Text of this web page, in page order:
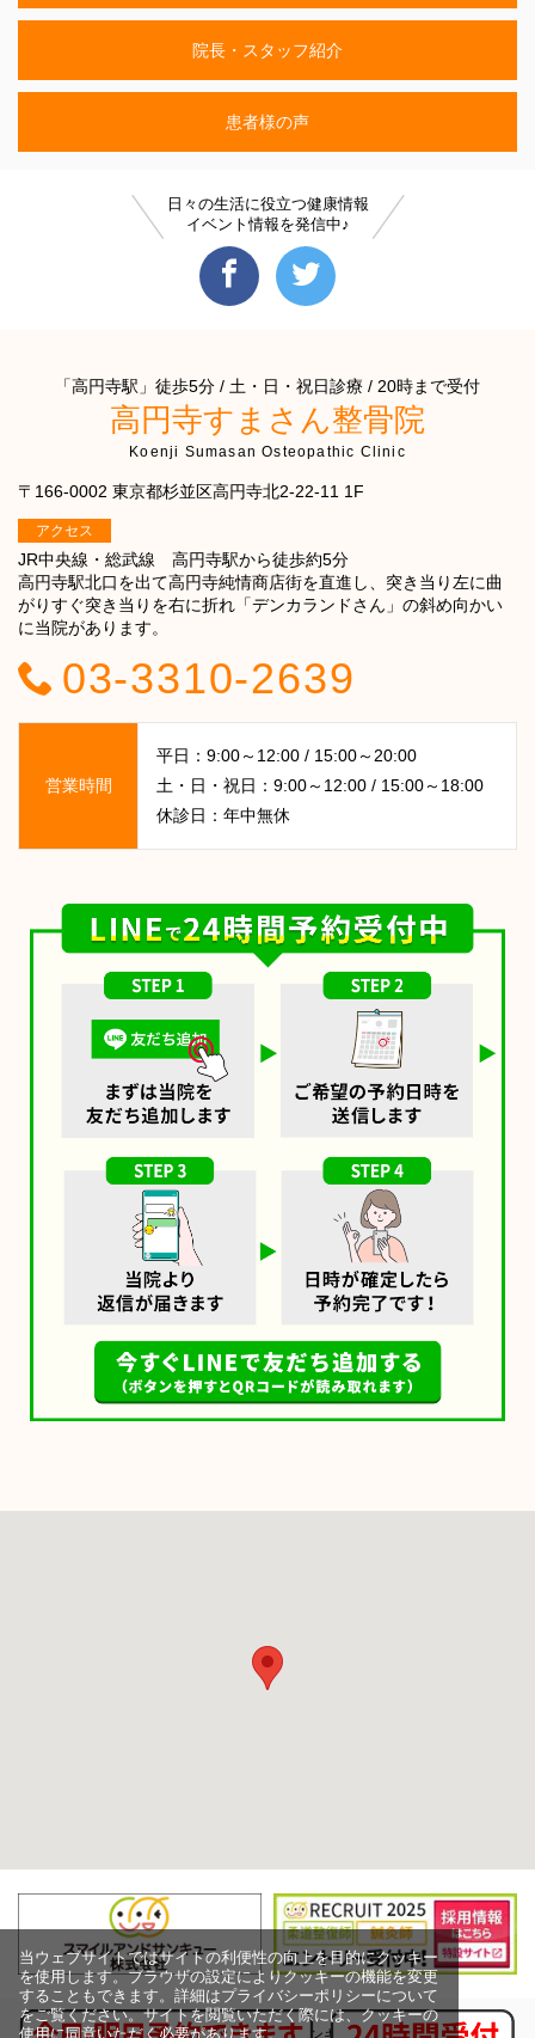
当ウェブサイトではサイトの利便性の向上を目的にクッキー
を使用します。ブラウザの設定によりクッキーの機能を変更
することもできます。詳細はプライバシーポリシーについて
をご覧ください。サイトを閲覧いただく際には、クッキーの
使用に同意いただく必要があります。
院長・スタッフ紹介
患者様の声
日々の生活に役立つ健康情報
イベント情報を発信中♪
「高円寺駅」徒歩5分 / 土・日・祝日診療 / 20時まで受付
高円寺すまさん整骨院
Koenji Sumasan Osteopathic Clinic
〒166-0002 東京都杉並区高円寺北2-22-11 1F
アクセス
JR中央線・総武線 高円寺駅から徒歩約5分
高円寺駅北口を出て高円寺純情商店街を直進し、突き当り左に曲
がりすぐ突き当りを右に折れ「デンカランドさん」の斜め向かい
に当院があります。
03-3310-2639
営業時間
平日：9:00～12:00 / 15:00～20:00
土・日・祝日：9:00～12:00 / 15:00～18:00
休診日：年中無休